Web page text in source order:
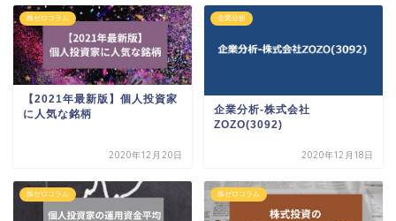
株ゼロコラム
【2021年最新版】個人投資家
に人気な銘柄
2020年12月20日
企業分析
企業分析-株式会社
ZOZO(3092)
2020年12月18日
株ゼロコラム 株ゼロコラム